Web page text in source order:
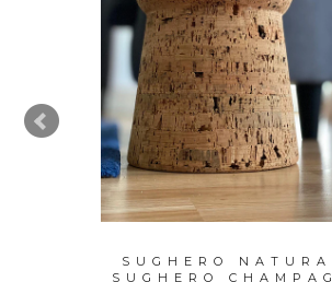
SUGHERO
SUGHERO